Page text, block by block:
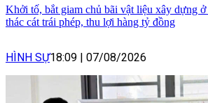
Khởi tố, bắt giam chủ bãi vật liệu xây dựng
thác cát trái phép, thu lợi hàng tỷ đồng
HÌNH SỰ18:09 | 07/08/2026